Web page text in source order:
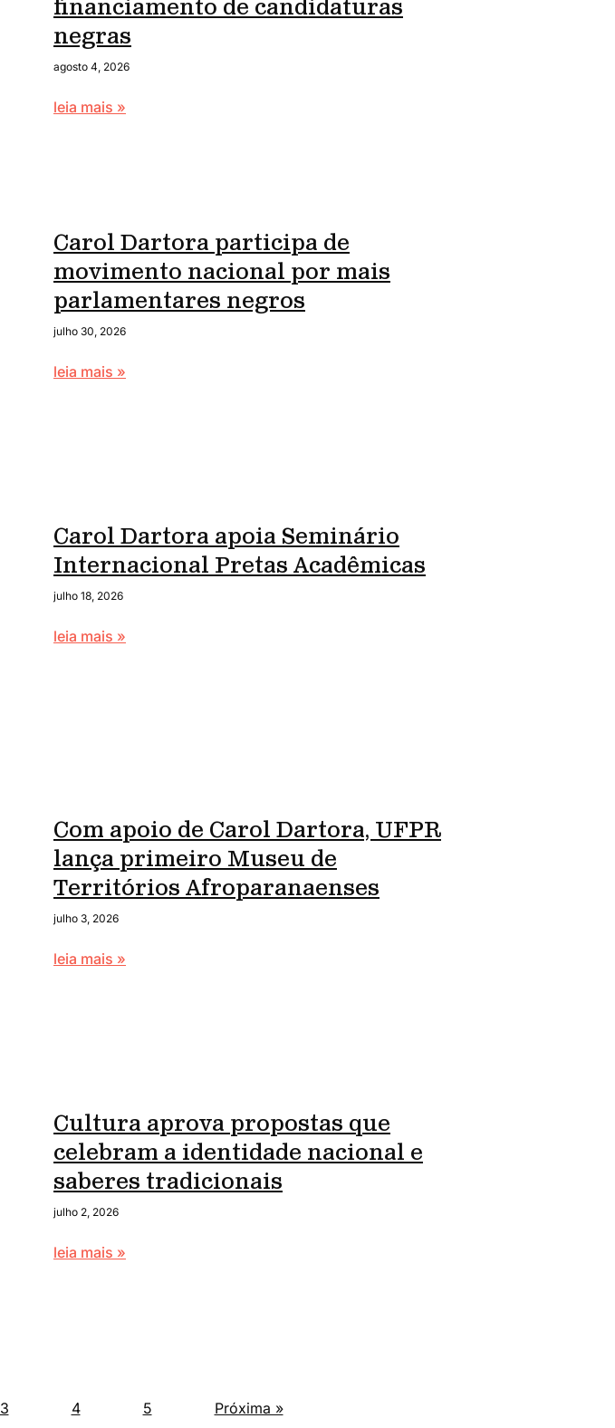
financiamento de candidaturas
negras
agosto 4, 2026
leia mais »
Carol Dartora participa de
movimento nacional por mais
parlamentares negros
julho 30, 2026
leia mais »
Carol Dartora apoia Seminário
Internacional Pretas Acadêmicas
julho 18, 2026
leia mais »
Com apoio de Carol Dartora, UFPR
lança primeiro Museu de
Territórios Afroparanaenses
julho 3, 2026
leia mais »
Cultura aprova propostas que
celebram a identidade nacional e
saberes tradicionais
julho 2, 2026
leia mais »
3 4 5 Próxima »